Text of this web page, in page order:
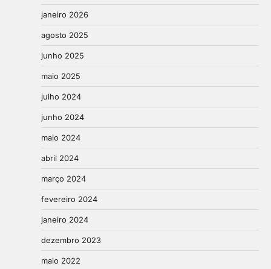
janeiro 2026
agosto 2025
junho 2025
maio 2025
julho 2024
junho 2024
maio 2024
abril 2024
março 2024
fevereiro 2024
janeiro 2024
dezembro 2023
maio 2022